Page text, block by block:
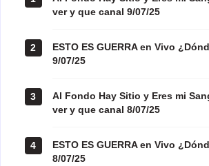
ver y que canal 9/07/25
2
ESTO ES GUERRA en Vivo
9/07/25
3
Al Fondo Hay Sitio y Eres mi
ver y que canal 8/07/25
4
ESTO ES GUERRA en Vivo
8/07/25